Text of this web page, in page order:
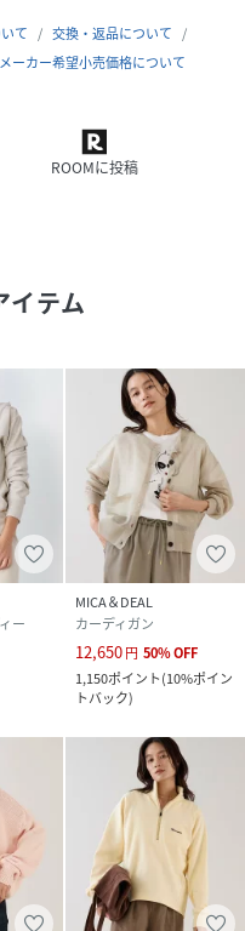
コーデが決まります。
一つとして同じものはな
光沢をもつという性質
】から由来。
、美・権威・永遠を象徴
プトにcomfortableな着
とメンズライクなアイテ
。
く愛用していただける
づけるよう徹底してお
ター設定、お部屋の照明
なって見える場合がござ
商品と仕様、加工が若干
くださいませ。
て
交換・返品について
メーカー希望小売価格について
ROOMに投稿
イテム
ー
MICA＆DEAL
カーディガン
12,650円 50%OFF
1,150ポイント(10%ポイン
トバック)